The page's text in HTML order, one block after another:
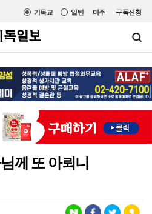
미주 구독신청
일반
기독교
께 또 아뢰니